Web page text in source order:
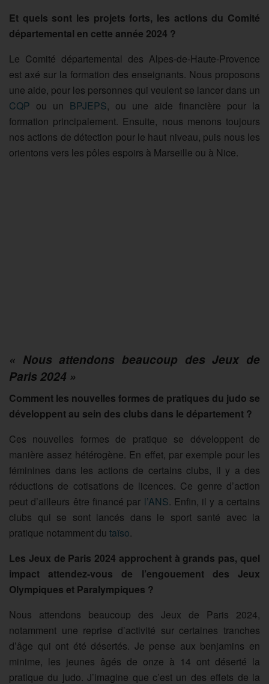
Et quels sont les projets forts, les actions du Comité
départemental en cette année 2024 ?
Le Comité départemental des Alpes-de-Haute-Provence
est axé sur la formation des enseignants. Nous proposons
une aide, pour les personnes qui veulent se lancer dans un
CQP ou un BPJEPS, ou une aide financière pour la
formation principalement. Ensuite, nous menons toujours
nos actions de détection pour le haut niveau, puis nous les
orientons vers les pôles espoirs à Marseille ou à Nice.
« Nous attendons beaucoup des Jeux de
Paris 2024 »
Comment les nouvelles formes de pratiques du judo se
développent au sein des clubs dans le département ?
Ces nouvelles formes de pratique se développent de
manière assez hétérogène. En effet, par exemple pour les
féminines dans les actions de certains clubs, il y a des
réductions de cotisations de licences. Ce genre d’action
peut d’ailleurs être financé par l’ANS. Enfin, il y a certains
clubs qui se sont lancés dans le sport santé avec la
pratique notamment du taïso.
Les Jeux de Paris 2024 approchent à grands pas, quel
impact attendez-vous de l’engouement des Jeux
Olympiques et Paralympiques ?
Nous attendons beaucoup des Jeux de Paris 2024,
notamment une reprise d’activité sur certaines tranches
d’âge qui ont été désertés. Je pense aux benjamins en
minime, les jeunes âgés de onze à 14 ont déserté la
pratique du judo. J’imagine que c’est un des effets de la